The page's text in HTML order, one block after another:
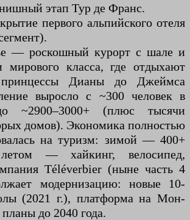
этап Тур де Франс.
первого альпийского отеля
— роскошный курорт с шале и
мирового класса, где отдыхают
Дианы до Джеймса
выросло с ~300 человек в
~2900–3000+ (плюс тысячи
домов). Экономика полностью
на туризм: зимой — 400+
— хайкинг, велосипед,
Téléverbier (ныне часть 4
модернизацию: новые 10-
(2021 г.), платформа на Мон-
до 2040 года.